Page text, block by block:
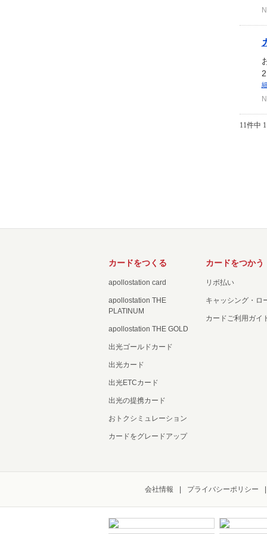
11件中
カードをつくる
apollostation card
apollostation THE
PLATINUM
apollostation THE GOLD
出光ゴールドカード
出光カード
出光ETCカード
出光の提携カード
おトクシミュレーション
カードをグレードアップ
カードをつかう
リボ払い
キャッシング・ロ
カードご利用ガイ
会社情報 プライバシーポリシー